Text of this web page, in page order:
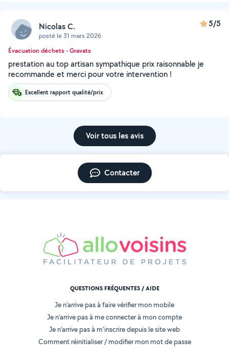
Nicolas C.
posté le 31 mars 2026
5/5
Évacuation déchets - Gravats
prestation au top artisan sympathique prix raisonnable je
recommande et merci pour votre intervention !
Excellent rapport qualité/prix
Voir tous les avis
Contacter
QUESTIONS FRÉQUENTES / AIDE
Je n'arrive pas à faire vérifier mon mobile
Je n'arrive pas à me connecter à mon compte
Je n'arrive pas à m'inscrire depuis le site web
Comment réinitialiser / modifier mon mot de passe